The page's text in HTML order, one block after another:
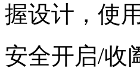
握设计，使
安全开启/收